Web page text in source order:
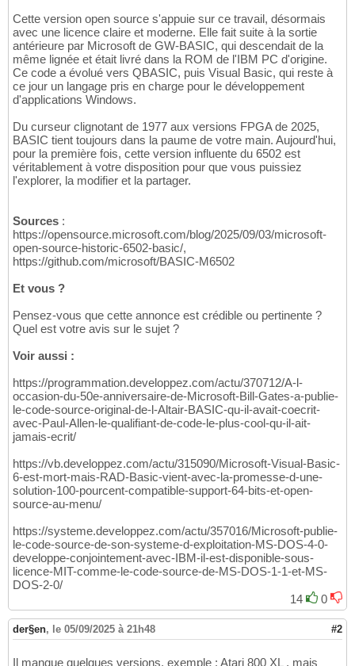
Cette version open source s'appuie sur ce travail, désormais
avec une licence claire et moderne. Elle fait suite à la sortie
antérieure par Microsoft de GW-BASIC, qui descendait de la
même lignée et était livré dans la ROM de l'IBM PC d'origine.
Ce code a évolué vers QBASIC, puis Visual Basic, qui reste à
ce jour un langage pris en charge pour le développement
d'applications Windows.
Du curseur clignotant de 1977 aux versions FPGA de 2025,
BASIC tient toujours dans la paume de votre main. Aujourd'hui,
pour la première fois, cette version influente du 6502 est
véritablement à votre disposition pour que vous puissiez
l'explorer, la modifier et la partager.
Sources :
https://opensource.microsoft.com/blog/2025/09/03/microsoft-
open-source-historic-6502-basic/,
https://github.com/microsoft/BASIC-M6502
Et vous ?
Pensez-vous que cette annonce est crédible ou pertinente ?
Quel est votre avis sur le sujet ?
Voir aussi :
https://programmation.developpez.com/actu/370712/A-l-
occasion-du-50e-anniversaire-de-Microsoft-Bill-Gates-a-publie-
le-code-source-original-de-l-Altair-BASIC-qu-il-avait-coecrit-
avec-Paul-Allen-le-qualifiant-de-code-le-plus-cool-qu-il-ait-
jamais-ecrit/
https://vb.developpez.com/actu/315090/Microsoft-Visual-Basic-
6-est-mort-mais-RAD-Basic-vient-avec-la-promesse-d-une-
solution-100-pourcent-compatible-support-64-bits-et-open-
source-au-menu/
https://systeme.developpez.com/actu/357016/Microsoft-publie-
le-code-source-de-son-systeme-d-exploitation-MS-DOS-4-0-
developpe-conjointement-avec-IBM-il-est-disponible-sous-
licence-MIT-comme-le-code-source-de-MS-DOS-1-1-et-MS-
DOS-2-0/
14
0
der§en, le 05/09/2025 à 21h48 #2
Il manque quelques versions, exemple : Atari 800 XL , mais